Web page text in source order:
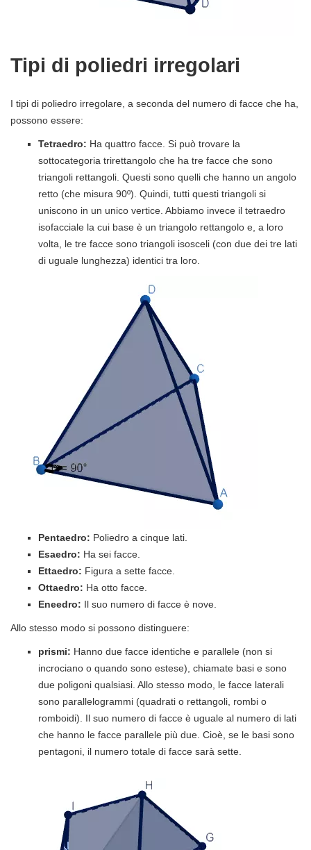
Tipi di poliedri irregolari
I tipi di poliedro irregolare, a seconda del numero di facce che ha,
possono essere:
Tetraedro: Ha quattro facce. Si può trovare la
sottocategoria trirettangolo che ha tre facce che sono
triangoli rettangoli. Questi sono quelli che hanno un angolo
retto (che misura 90º). Quindi, tutti questi triangoli si
uniscono in un unico vertice. Abbiamo invece il tetraedro
isofacciale la cui base è un triangolo rettangolo e, a loro
volta, le tre facce sono triangoli isosceli (con due dei tre lati
di uguale lunghezza) identici tra loro.
Pentaedro: Poliedro a cinque lati.
Esaedro: Ha sei facce.
Ettaedro: Figura a sette facce.
Ottaedro: Ha otto facce.
Eneedro: Il suo numero di facce è nove.
Allo stesso modo si possono distinguere:
prismi: Hanno due facce identiche e parallele (non si
incrociano o quando sono estese), chiamate basi e sono
due poligoni qualsiasi. Allo stesso modo, le facce laterali
sono parallelogrammi (quadrati o rettangoli, rombi o
romboidi). Il suo numero di facce è uguale al numero di lati
che hanno le facce parallele più due. Cioè, se le basi sono
pentagoni, il numero totale di facce sarà sette.